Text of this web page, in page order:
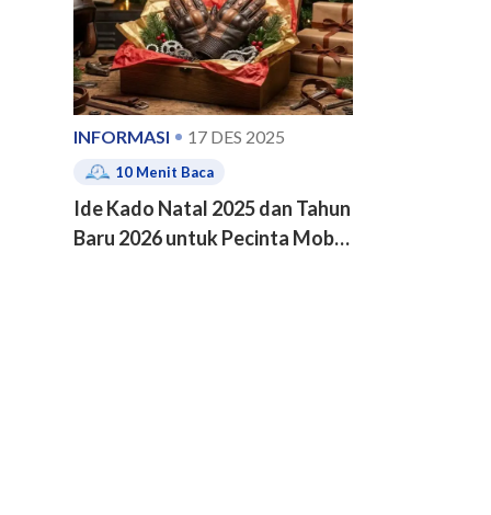
INFORMASI 17 DES 2025
10 Menit Baca
Ide Kado Natal 2025 dan Tahun
Baru 2026 untuk Pecinta Mobil